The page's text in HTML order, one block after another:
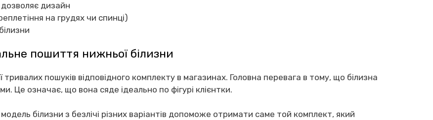
дизайн
на грудях чи спинці)
пошиття нижньої білизни
пошуків відповідного комплекту в магазинах. Головна перевага в тому, що білизна
Це означає, що вона сяде ідеально по фігурі клієнтки.
білизни з безлічі різних варіантів допоможе отримати саме той комплект, який